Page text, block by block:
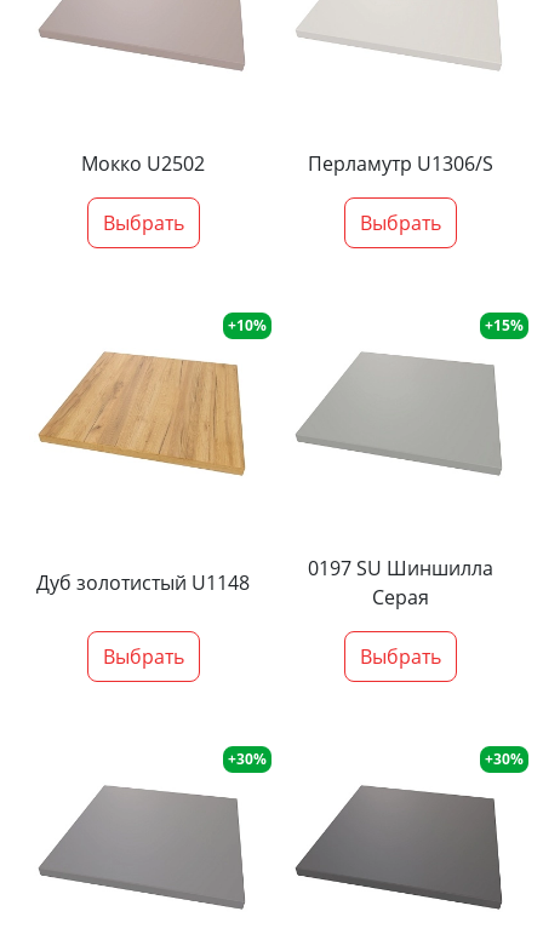
Мокко U2502
Выбрать
Перламутр U1306/S
Выбрать
+10%
Дуб золотистый U1148
Выбрать
+15%
0197 SU Шиншилла
Серая
Выбрать
+30% +30%